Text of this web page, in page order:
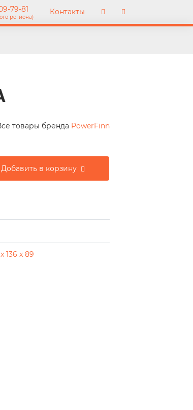
79-81
региона)
Контакты
товары бренда PowerFinn
Добавить в корзину
136 x 89